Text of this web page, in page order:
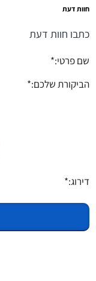
חוות דעת
כתבו חוות דעת
שם פרטי:
הביקורת שלכם:
דירוג: